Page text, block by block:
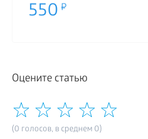
550
Оцените статью
(0 голосов, в среднем 0)